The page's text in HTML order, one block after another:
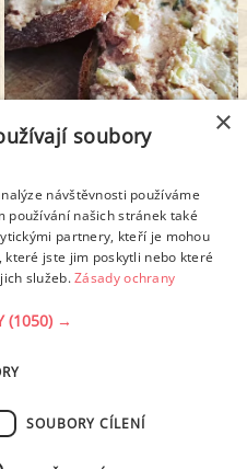
4 5 6
>
OSOBNÍCH ÚDAJŮ
COOKIES
×
soubory
návštěvnosti používáme
používání našich stránek také
partnery, kteří je mohou
jste jim poskytli nebo které
služeb.Zásady ochrany
(1050) →
SOUBORY CÍLENÍ